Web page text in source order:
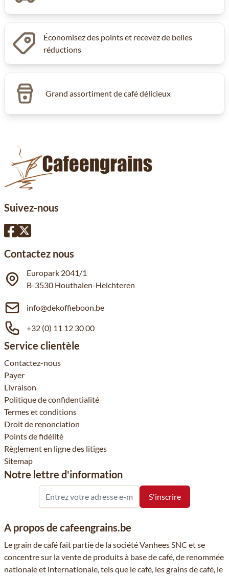
Économisez des points et recevez de belles
réductions
Grand assortiment de café délicieux
Suivez-nous
Contactez nous
Europark 2041/1
B-3530 Houthalen-Helchteren
info@dekoffieboon.be
+32 (0) 11 12 30 00
Service clientèle
Contactez-nous
Payer
Livraison
Politique de confidentialité
Termes et conditions
Droit de renonciation
Points de fidélité
Règlement en ligne des litiges
Sitemap
Notre lettre d'information
A propos de cafeengrains.be
Le grain de café fait partie de la société Vanhees SNC et se
concentre sur la vente de produits à base de café, de renommée
nationale et internationale, tels que le café, les grains de café, le